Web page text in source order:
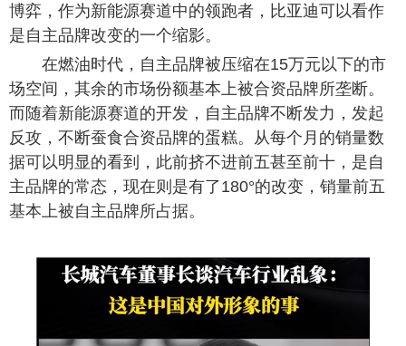
博弈，作为新能源赛道中的领跑者，比亚迪可以看作
是自主品牌改变的一个缩影。
在燃油时代，自主品牌被压缩在15万元以下的市
场空间，其余的市场份额基本上被合资品牌所垄断。
而随着新能源赛道的开发，自主品牌不断发力，发起
反攻，不断蚕食合资品牌的蛋糕。从每个月的销量数
据可以明显的看到，此前挤不进前五甚至前十，是自
主品牌的常态，现在则是有了180°的改变，销量前五
基本上被自主品牌所占据。